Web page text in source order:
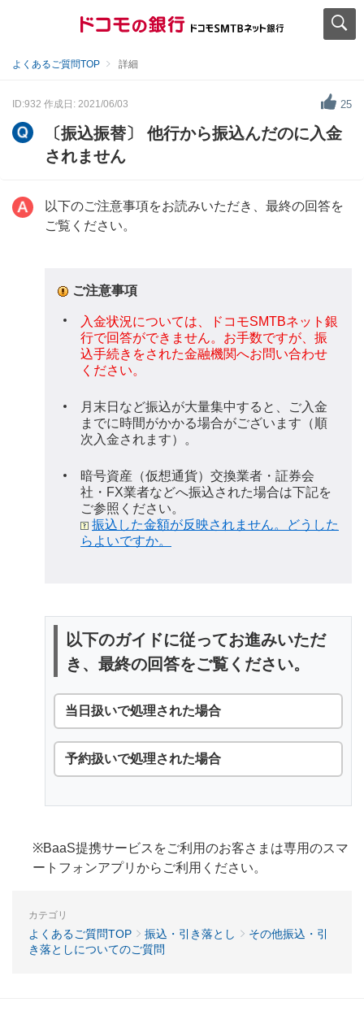
よくあるご質問TOP 詳細
ID:932 作成日: 2021/06/03 25
〔振込振替〕 他行から振込んだのに入金
されません
以下のご注意事項をお読みいただき、最終の回答を
ご覧ください。
ご注意事項
入金状況については、ドコモSMTBネット銀
行で回答ができません。お手数ですが、振
込手続きをされた金融機関へお問い合わせ
ください。
月末日など振込が大量集中すると、ご入金
までに時間がかかる場合がございます（順
次入金されます）。
暗号資産（仮想通貨）交換業者・証券会
社・FX業者などへ振込された場合は下記を
ご参照ください。
振込した金額が反映されません。どうした
らよいですか。
以下のガイドに従ってお進みいただ
き、最終の回答をご覧ください。
当日扱いで処理された場合
予約扱いで処理された場合
※BaaS提携サービスをご利用のお客さまは専用のスマ
ートフォンアプリからご利用ください。
カテゴリ
よくあるご質問TOP 振込・引き落とし
その他振込・引
き落としについてのご質問